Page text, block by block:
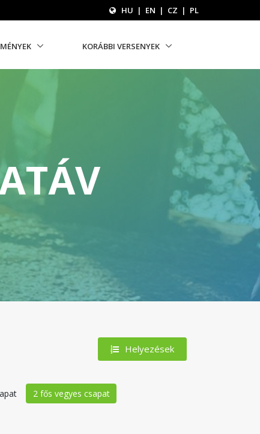
HU | EN | CZ | PL
KORÁBBI VERSENYEK
Helyezések
2 fős vegyes csapat